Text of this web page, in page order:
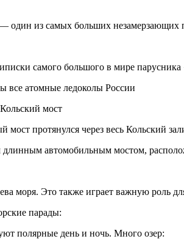
один из самых больших незамерзающих
самого большого в мире парусника
все атомные ледоколы России
мост
протянулся через весь Кольский
длинным автомобильным мостом,
моря. Это также играет важную роль
парады:
полярные день и ночь. Много озер: